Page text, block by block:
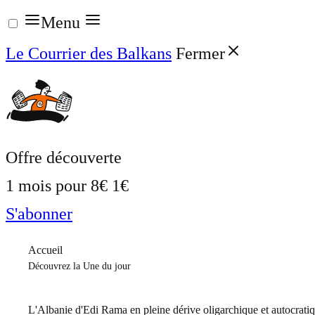
Aller
au
contenu
Menu
Le Courrier des Balkans Fermer
Offre découverte
1 mois pour 8€ 1€
S'abonner
Accueil
Découvrez la Une du jour
L'Albanie d'Edi Rama en pleine dérive oligarchique et